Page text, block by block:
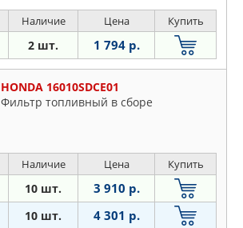
Наличие Цена Купить
2 шт. 1 794 р.
HONDA 16010SDCE01
Фильтр топливный в сборе
Наличие Цена Купить
10 шт. 3 910 р.
10 шт. 4 301 р.